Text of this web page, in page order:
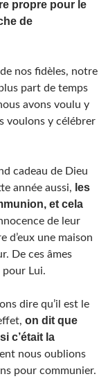
propre pour le
de
nos fidèles, notre
part de temps
avons voulu y
voulons y célébrer
cadeau de Dieu
année aussi, les
et cela
de leur
d’eux une maison
De ces âmes
pour Lui.
dire qu’il est le
on dit que
c’était la
nous oublions
pour communier.